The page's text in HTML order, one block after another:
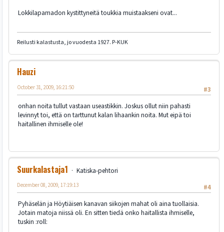
Lokkilapamadon kystittyneitä toukkia muistaakseni ovat...
Reilusti kalastusta, jo vuodesta 1927. P-KUK
Hauzi
#3
October 31, 2009, 16:21:50
onhan noita tullut vastaan useastikkin. Joskus ollut niin pahasti
levinnyt toi, että on tarttunut kalan lihaankin noita. Mut eipä toi
haitallinen ihmiselle ole!
Suurkalastaja1
Katiska-pehtori
#4
December 08, 2009, 17:19:13
Pyhäselän ja Höytiäisen kanavan siikojen mahat oli aina tuollaisia.
Jotain matoja niissä oli. En sitten tiedä onko haitallista ihmiselle,
tuskin :roll: